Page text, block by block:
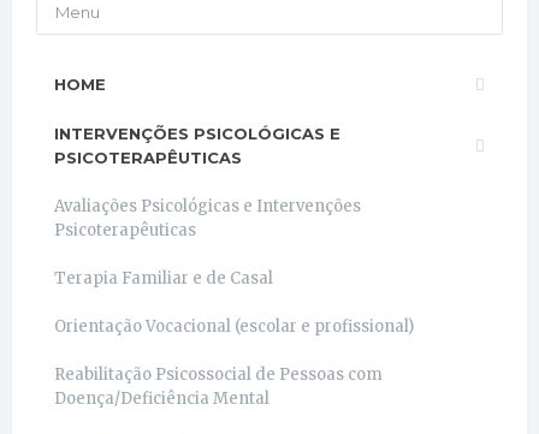
Menu
HOME
INTERVENÇÕES PSICOLÓGICAS E
PSICOTERAPÊUTICAS
Avaliações Psicológicas e Intervenções
Psicoterapêuticas
Terapia Familiar e de Casal
Orientação Vocacional (escolar e profissional)
Reabilitação Psicossocial de Pessoas com
Doença/Deficiência Mental